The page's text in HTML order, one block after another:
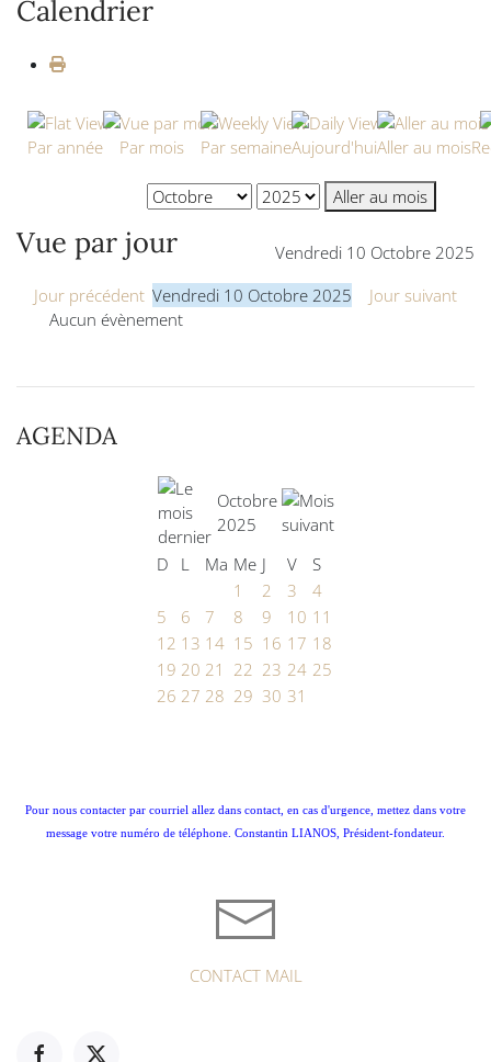
Calendrier
Par année Par mois Par semaineAujourd'huiAller au mois
Aller au mois
Vue par jour
Vendredi 10 Octobre 2025
Jour précédent Vendredi 10 Octobre 2025
Jour suivant
Aucun évènement
AGENDA
Octobre
2025
D
L Ma Me J V
S
1
2 3
4
5
6 7 8 9 10 11
12 13 14 15 16 17 18
19 20 21 22 23 24 25
26 27 28 29 30 31
Pour nous contacter par courriel allez dans contact, en cas d'urgence, mettez dans votre
message votre numéro de téléphone. Constantin LIANOS, Président-fondateur.
CONTACT MAIL